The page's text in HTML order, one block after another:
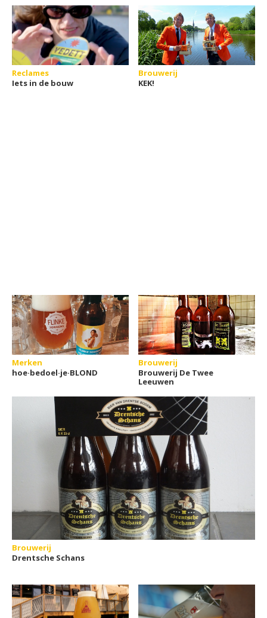
Reclames
Iets in de bouw
Brouwerij
KEK!
Merken
hoe·bedoel·je·BLOND
Brouwerij
Brouwerij De Twee
Leeuwen
Brouwerij
Drentsche Schans